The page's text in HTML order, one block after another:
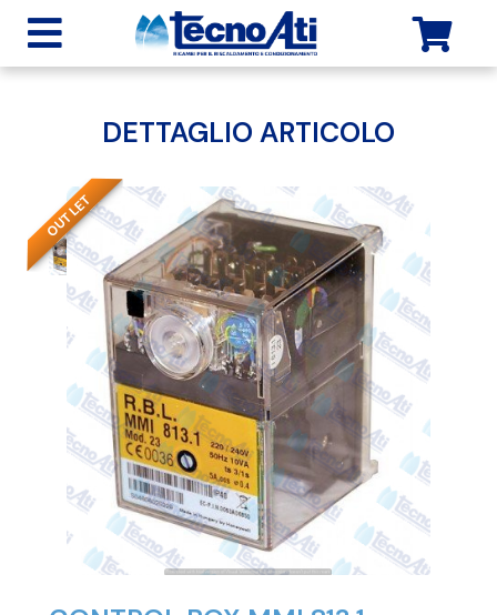
DETTAGLIO ARTICOLO